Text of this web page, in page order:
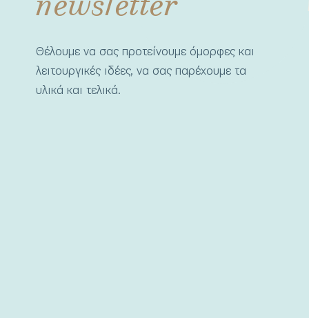
Θέλουμε να σας προτείνουμε όμορφες και
λειτουργικές ιδέες, να σας παρέχουμε τα
υλικά και τελικά.